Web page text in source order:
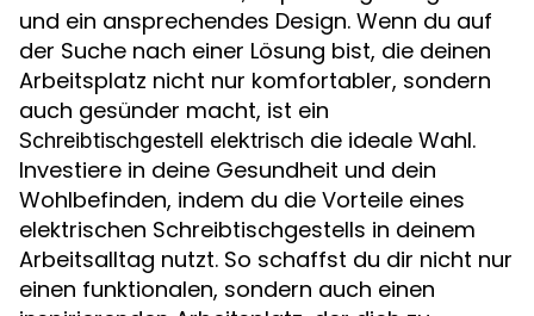
und ein ansprechendes Design. Wenn du auf
der Suche nach einer Lösung bist, die deinen
Arbeitsplatz nicht nur komfortabler, sondern
auch gesünder macht, ist ein
Schreibtischgestell elektrisch die ideale Wahl.
Investiere in deine Gesundheit und dein
Wohlbefinden, indem du die Vorteile eines
elektrischen Schreibtischgestells in deinem
Arbeitsalltag nutzt. So schaffst du dir nicht nur
einen funktionalen, sondern auch einen